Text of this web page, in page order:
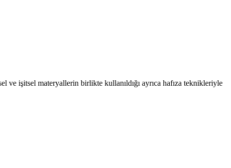
işitsel materyallerin birlikte kullanıldığı ayrıca hafıza teknikleriyle